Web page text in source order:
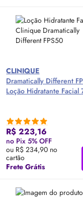
CLINIQUE
Dramatically Different
Loção Hidratante Facial
R$ 223,16
no Pix 5% OFF
ou R$ 234,90 no
cartão
Frete Grátis